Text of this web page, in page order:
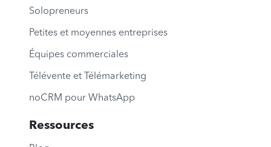
Solopreneurs
Petites et moyennes entreprises
Équipes commerciales
Télévente et Télémarketing
noCRM pour WhatsApp
Ressources